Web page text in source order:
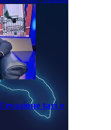
tari e